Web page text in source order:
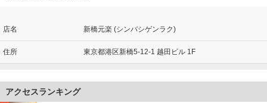
店名 新橋元楽 (シンバシゲンラク)
住所 東京都港区新橋5-12-1 越田ビル 1F
アクセスランキング